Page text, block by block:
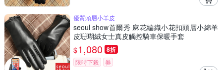
優質頭層小羊皮
seoul show首爾秀 麻花編織小花扣頭層小綿羊
皮珊瑚絨女士真皮觸控騎車保暖手套
$1,080 8折
限時下殺 券